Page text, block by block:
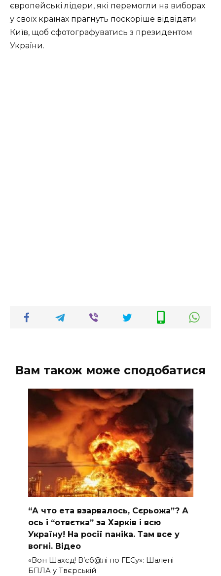
європейські лідери, які перемогли на виборах
у своїх країнах прагнуть поскоріше відвідати
Київ, щоб сфотографуватись з президентом
України.
Вам також може сподобатися
“А что ета взаpвалось, Сєрьожа”? А
ось і “отвєтка” за Харків і всю
Україну! На pосії nаніkа. Там вcе у
вoгні. Вiдео
«Вон Шахєд! Вʼєб@лі по ГЕСу»: Шалені
БПЛА у Твєрській